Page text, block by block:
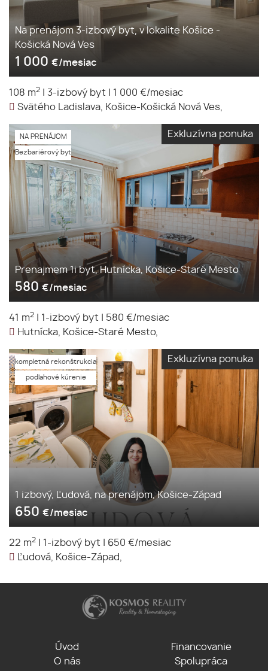
Na prenájom 3-izbový byt, v lokalite Košice -
Košická Nová Ves
1 000 €/mesiac
108 m2 3-izbový byt
1 000 €/mesiac
Svätého Ladislava, Košice-Košická Nová Ves,
Exkluzívna ponuka
NA PRENÁJOM
Bezbariérový byt
Prenajmem 1i byt, Hutnícka, Košice-Staré Mesto
580 €/mesiac
41 m2 1-izbový byt
580 €/mesiac
Hutnícka, Košice-Staré Mesto,
Exkluzívna ponuka
kompletná rekonštrukcia
podlahové kúrenie
1 izbový, Ľudová, na prenájom, Košice-Západ
650 €/mesiac
22 m2 1-izbový byt
650 €/mesiac
Ľudová, Košice-Západ,
Úvod
O nás
Financovanie
Spolupráca